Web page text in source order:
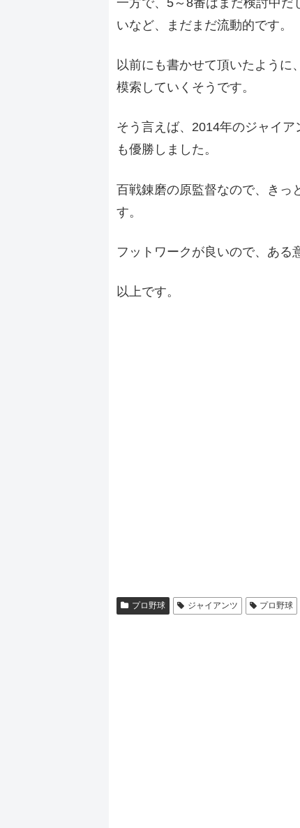
いなど、まだまだ流動的です。
以前にも書かせて頂いたように
模索していくそうです。
そう言えば、2014年のジャイ
も優勝しました。
百戦錬磨の原監督なので、きっ
す。
フットワークが良いので、ある
以上です。
プロ野球 ジャイアンツ プロ野球